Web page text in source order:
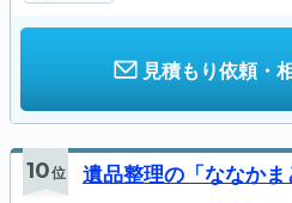
見積もり依頼・
10位 遺品整理の「ななかま